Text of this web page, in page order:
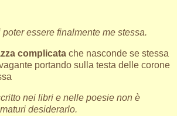
essere finalmente me stessa.
complicata che nasconde se stessa
portando sulla testa delle corone
nei libri e nelle poesie non è
desiderarlo.